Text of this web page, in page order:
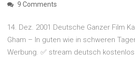
9 Comments
14. Dez. 2001 Deutsche Ganzer Film
Gham – In guten wie in schweren
Werbung. ✅ stream deutsch kostenlos